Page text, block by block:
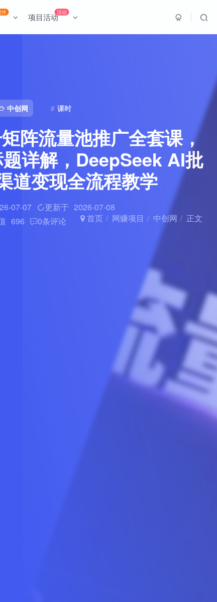
中创网 课时
阵流量池推广全套课，
详解，DeepSeek AI批
道变现全流程教学
07-07 更新于 2026-07-08
696 0条评论 首页 网赚项目 中创网 正文
件 项目活动活动